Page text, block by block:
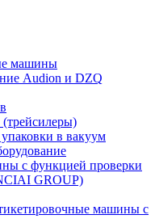
машины
Audion и DZQ
в вакуум
с функцией проверки
GROUP)
машины с